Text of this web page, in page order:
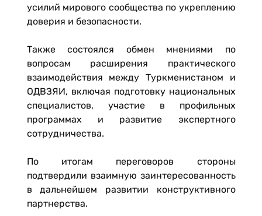
усилий мирового сообщества по укреплению
доверия и безопасности.
Также состоялся обмен мнениями по
вопросам расширения практического
взаимодействия между Туркменистаном и
ОДВЗЯИ, включая подготовку национальных
специалистов, участие в профильных
программах и развитие экспертного
сотрудничества.
По итогам переговоров стороны
подтвердили взаимную заинтересованность
в дальнейшем развитии конструктивного
партнерства.